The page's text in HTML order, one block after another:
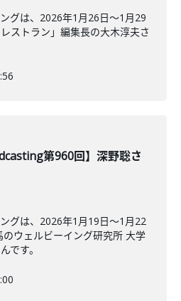
グは、2026年1月26日〜1月29
ストラン」編集長の大木淳夫さ
第960回】深野聡さ
グは、2026年1月19日〜1月22
ウェルビーイング研究所 大学
です。